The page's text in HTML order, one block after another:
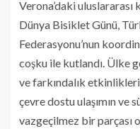
Verona’daki
Dünya Bisiklet Günü,
Federasyonu’nun
coşku ile kutlandı. Ülke
ve farkındalık
çevre dostu ulaşımın ve
vazgeçilmez bir parçası